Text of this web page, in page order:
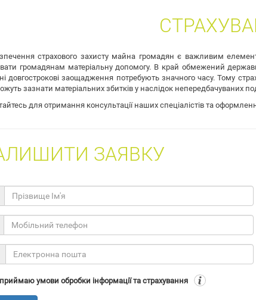
страхового захисту майна громадян є важливим
громадянам матеріальну допомогу. В край обмежений
довгострокові заощадження потребують значного часу. Тому
зазнати матеріальних збитків у наслідок непередбачуваних
для отримання консультації наших спеціалістів та
ЗАЯВКУ
умови обробки інформації та страхування